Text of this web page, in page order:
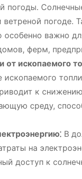
погоды.
ветреной погоде.
особенно важно
ферм,
ископаемого
ископаемого
к
среду,
В
на
доступ к